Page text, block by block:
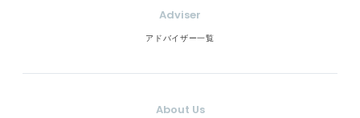
Adviser
アドバイザー一覧
About Us